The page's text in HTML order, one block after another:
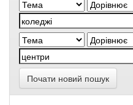
Почати новий пошук